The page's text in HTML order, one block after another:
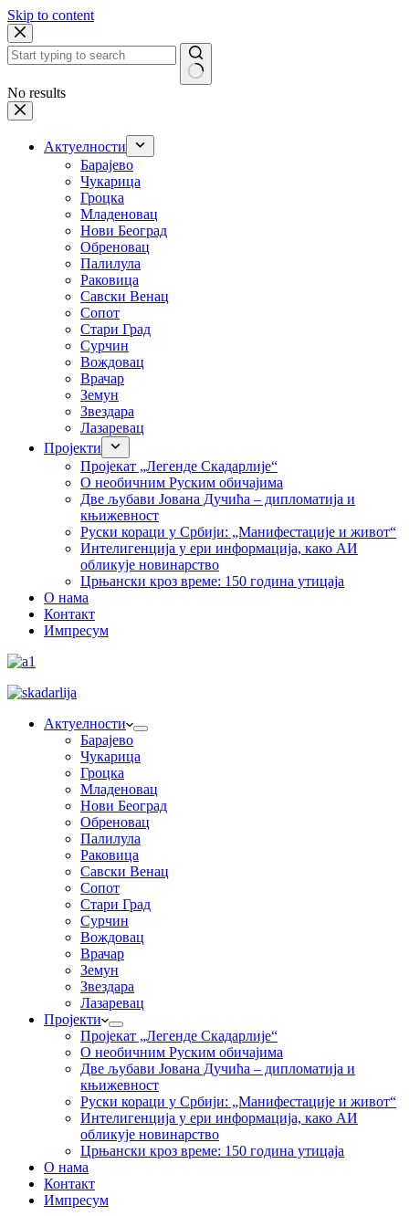
Skip to content
No results
Актуелности
Барајево
Чукарица
Гроцка
Младеновац
Нови Београд
Обреновац
Палилула
Раковица
Савски Венац
Сопот
Стари Град
Сурчин
Вождовац
Врачар
Земун
Звездара
Лазаревац
Пројекти
Пројекат „Легенде Скадарлије“
О необичним Руским обичајима
Две љубави Јована Дучића – дипломатија и
књижевност
Руски кораци у Србији: „Манифестације и живот“
Интелигенција у ери информација, како АИ
обликује новинарство
Црњански кроз време: 150 година утицаја
О нама
Контакт
Импресум
Актуелности
Барајево
Чукарица
Гроцка
Младеновац
Нови Београд
Обреновац
Палилула
Раковица
Савски Венац
Сопот
Стари Град
Сурчин
Вождовац
Врачар
Земун
Звездара
Лазаревац
Пројекти
Пројекат „Легенде Скадарлије“
О необичним Руским обичајима
Две љубави Јована Дучића – дипломатија и
књижевност
Руски кораци у Србији: „Манифестације и живот“
Интелигенција у ери информација, како АИ
обликује новинарство
Црњански кроз време: 150 година утицаја
О нама
Контакт
Импресум